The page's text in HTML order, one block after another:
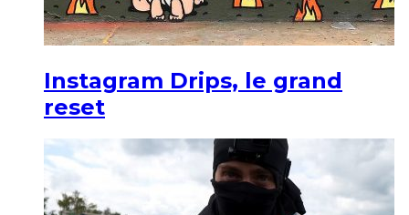
Instagram Drips, le grand
reset